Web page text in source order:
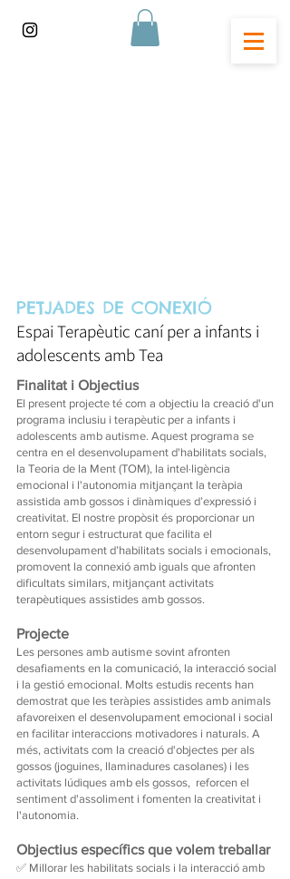
PETJADES DE CONEXIÓ
Espai Terapèutic caní per a infants i
adolescents amb Tea
Finalitat i Objectius
El present projecte té com a objectiu la creació d'un
programa inclusiu i terapèutic per a infants i
adolescents amb autisme. Aquest programa se
centra en el desenvolupament d'habilitats socials,
la Teoria de la Ment (TOM), la intel·ligència
emocional i l'autonomia mitjançant la teràpia
assistida amb gossos i dinàmiques d’expressió i
creativitat. El nostre propòsit és proporcionar un
entorn segur i estructurat que facilita el
desenvolupament d’habilitats socials i emocionals,
promovent la connexió amb iguals que afronten
dificultats similars, mitjançant activitats
terapèutiques assistides amb gossos.
Projecte
Les persones amb autisme sovint afronten
desafiaments en la comunicació, la interacció social
i la gestió emocional. Molts estudis recents han
demostrat que les teràpies assistides amb animals
afavoreixen el desenvolupament emocional i social
en facilitar interaccions motivadores i naturals. A
més, activitats com la creació d'objectes per als
gossos (joguines, llaminadures casolanes) i les
activitats lúdiques amb els gossos, reforcen el
sentiment d'assoliment i fomenten la creativitat i
l'autonomia.
Objectius específics que volem treballar
✅ Millorar les habilitats socials i la interacció amb